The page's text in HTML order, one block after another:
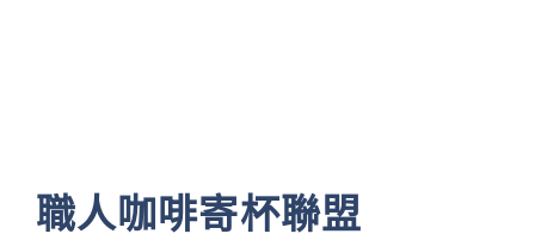
職人咖啡寄杯聯盟